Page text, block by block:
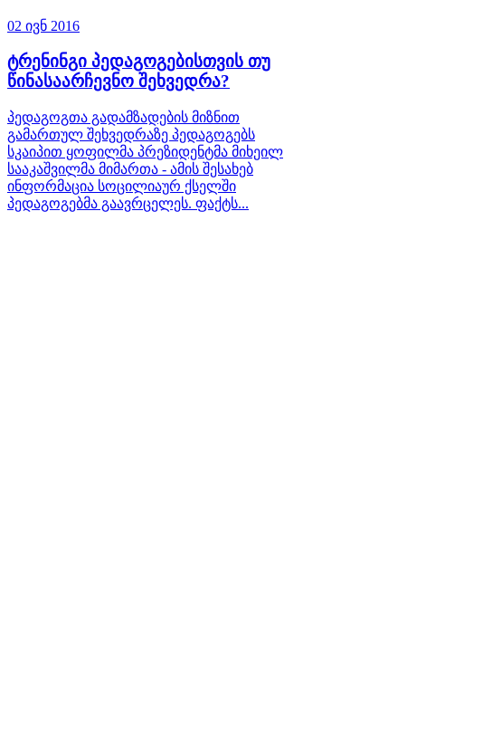
02 ივნ 2016
ტრენინგი პედაგოგებისთვის თუ
წინასაარჩევნო შეხვედრა?
პედაგოგთა გადამზადების მიზნით
გამართულ შეხვედრაზე პედაგოგებს
სკაიპით ყოფილმა პრეზიდენტმა მიხეილ
სააკაშვილმა მიმართა - ამის შესახებ
ინფორმაცია სოცილიაურ ქსელში
პედაგოგებმა გაავრცელეს. ფაქტს...